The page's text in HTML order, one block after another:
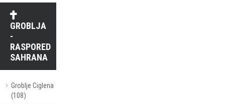
GROBLJA
-
RASPORED
SAHRANA
Groblje Ciglena
(108)